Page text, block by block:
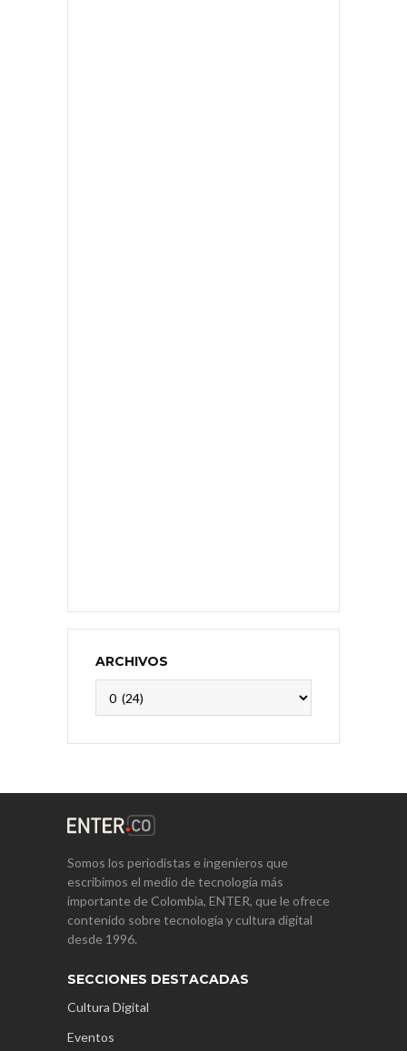
ARCHIVOS
Somos los periodistas e ingenieros que
escribimos el medio de tecnología más
importante de Colombia, ENTER, que le ofrece
contenido sobre tecnología y cultura digital
desde 1996.
SECCIONES DESTACADAS
Cultura Digital
Eventos